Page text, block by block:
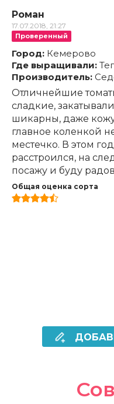
Роман
17.07.2018, 21:27
Проверенный
Город: Кемерово
Где выращивали:
Производитель:
Отличнейшие
сладкие,
шикарны, даже
главное коленкой
местечко. В этом
расстроился, на
посажу и буду
Общая оценка сорта